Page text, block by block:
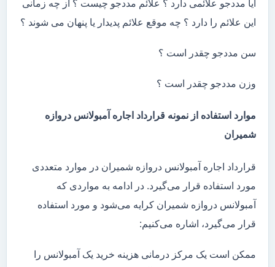
آیا مددجو علائمی دارد ؟ علائم مددجو چیست ؟ از چه زمانی
این علائم را دارد ؟ چه موقع علائم پدیدار یا پنهان می شوند ؟
سن مددجو چقدر است ؟
وزن مددجو چقدر است ؟
موارد استفاده از نمونه قرارداد اجاره آمبولانس دروازه
شمیران
قرارداد اجاره آمبولانس دروازه شمیران در موارد متعددی
مورد استفاده قرار می‌گیرد. در ادامه به مواردی که
آمبولانس دروازه شمیران کرایه می‌شود و مورد استفاده
قرار می‌گیرد، اشاره می‌کنیم:
ممکن است یک مرکز درمانی هزینه خرید یک آمبولانس را